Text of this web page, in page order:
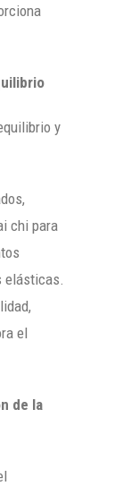
y
chi para
elásticas.
el
de la